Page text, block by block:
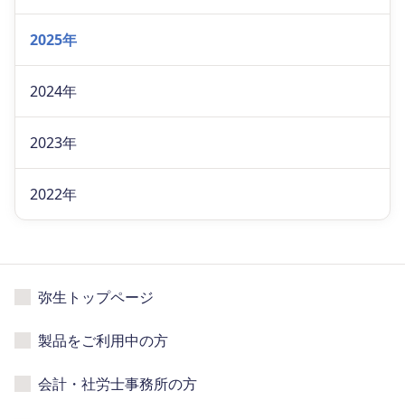
2025年
2024年
2023年
2022年
弥生トップページ
製品をご利用中の方
会計・社労士事務所の方